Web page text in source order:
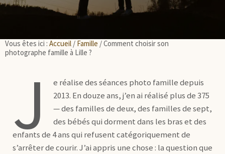
Vous êtes ici : Accueil / Famille /Comment choisir son
photographe famille à Lille ?
J
e réalise des séances photo famille depuis
2013. En douze ans, j’en ai réalisé plus de 375
— des familles de deux, des familles de sept,
des bébés qui dorment dans les bras et des
enfants de 4 ans qui refusent catégoriquement de
s’arrêter de courir. J’ai appris une chose : la question que